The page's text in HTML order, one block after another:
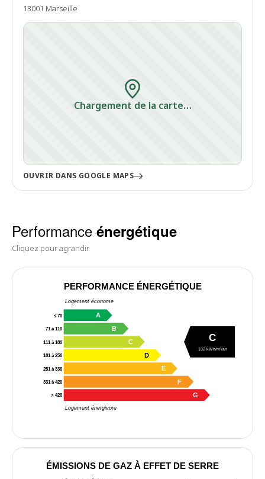
13001 Marseille
Chargement de la carte…
OUVRIR DANS GOOGLE MAPS
Performance énergétique
Cliquez pour agrandir.
PERFORMANCE ÉNERGÉTIQUE
Logement économe
Logement énergivore
≤ 70 A
71 à 110 B
111 à 180 C
181 à 250 D
251 à 330 E
331 à 420 F
> 420 G
C
132 kWh/m²/an
ÉMISSIONS DE GAZ À EFFET DE SERRE